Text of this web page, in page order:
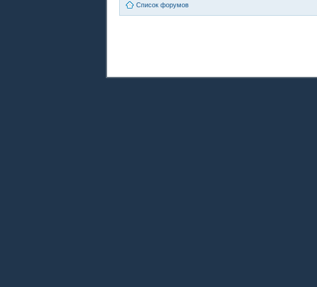
Список форумов